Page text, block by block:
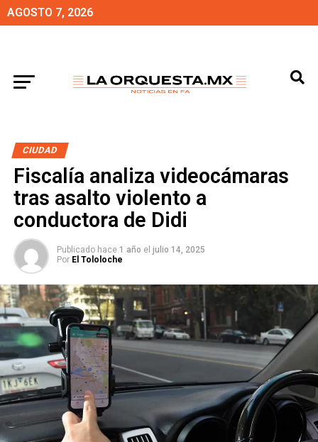
AGOSTO 7, 2026
CIUDAD
Fiscalía analiza videocámaras
tras asalto violento a
conductora de Didi
Publicado hace 1 año el julio 14, 2025
Por El Tololoche